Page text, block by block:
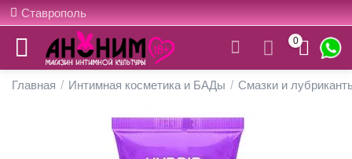
Ставрополь
0
Главная / Интимная косметика и БАДы / Смазки и